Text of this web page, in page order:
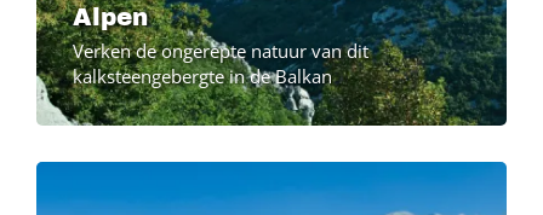
Alpen
Verken de ongerepte natuur van dit
kalksteengebergte in de Balkan
Image
Image